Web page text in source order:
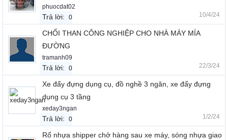
phuocdat02
Trả lời: 0 10/4/24
CHỔI THAN CÔNG NGHIỆP CHO NHÀ MÁY MÍA
ĐƯỜNG
tramanh09
Trả lời: 0 22/3/24
Xe đẩy đựng dụng cụ, đồ nghề 3 ngăn, xe đẩy đựng
dụng cụ 3 tầng
xeday3ngan
Trả lời: 0 1/2/24
Rổ nhựa shipper chở hàng sau xe máy, sóng nhựa giao